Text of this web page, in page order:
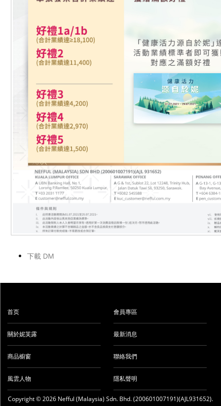
下載 DM
首页
關於妮芙露
商品櫥窗
風雲人物
會員專區
最新消息
聯絡我們
隱私聲明
Copyright © 2026 Nefful (Malaysia) Sdn. Bhd. (200601007191)(AJL931652).